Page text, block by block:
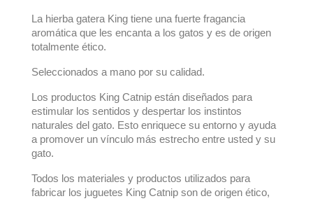
La hierba gatera King tiene una fuerte fragancia
aromática que les encanta a los gatos y es de origen
totalmente ético.
Seleccionados a mano por su calidad.
Los productos King Catnip están diseñados para
estimular los sentidos y despertar los instintos
naturales del gato. Esto enriquece su entorno y ayuda
a promover un vínculo más estrecho entre usted y su
gato.
Todos los materiales y productos utilizados para
fabricar los juguetes King Catnip son de origen ético,